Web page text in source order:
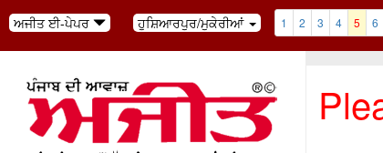
ਅਜੀਤ ਈ-ਪੇਪਰ ਹੁਸ਼ਿਆਰਪੁਰ/ਮੁਕੇਰੀਆਂ 1 2 3 4 5 6